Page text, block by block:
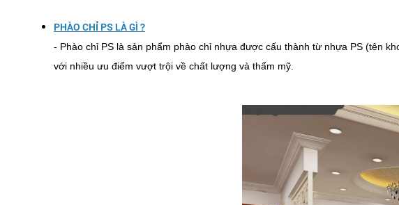
PHÀO CHỈ PS LÀ GÌ ?
- Phào chỉ PS là sản phẩm phào chỉ nhựa được cấu thành từ nhựa PS (tên
với nhiều ưu điểm vượt trội về chất lượng và thẩm mỹ.